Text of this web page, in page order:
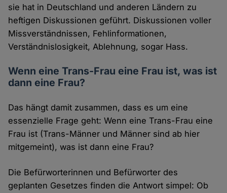
sie hat in Deutschland und anderen Ländern zu
heftigen Diskussionen geführt. Diskussionen voller
Missverständnissen, Fehlinformationen,
Verständnislosigkeit, Ablehnung, sogar Hass.
Wenn eine Trans-Frau eine Frau ist, was ist
dann eine Frau?
Das hängt damit zusammen, dass es um eine
essenzielle Frage geht: Wenn eine Trans-Frau eine
Frau ist (Trans-Männer und Männer sind ab hier
mitgemeint), was ist dann eine Frau?
Die Befürworterinnen und Befürworter des
geplanten Gesetzes finden die Antwort simpel: Ob